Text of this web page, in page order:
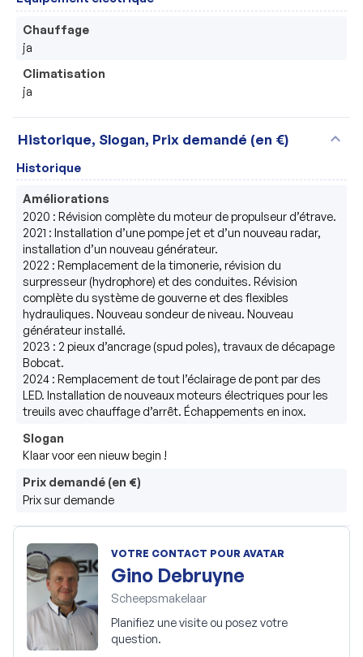
Chauffage
ja
Climatisation
ja
Historique, Slogan, Prix demandé (en €) expand_more
Historique
Améliorations
2020 : Révision complète du moteur de propulseur d’étrave.
2021 : Installation d’une pompe jet et d’un nouveau radar,
installation d’un nouveau générateur.
2022 : Remplacement de la timonerie, révision du
surpresseur (hydrophore) et des conduites. Révision
complète du système de gouverne et des flexibles
hydrauliques. Nouveau sondeur de niveau. Nouveau
générateur installé.
2023 : 2 pieux d’ancrage (spud poles), travaux de décapage
Bobcat.
2024 : Remplacement de tout l’éclairage de pont par des
LED. Installation de nouveaux moteurs électriques pour les
treuils avec chauffage d’arrêt. Échappements en inox.
Slogan
Klaar voor een nieuw begin !
Prix demandé (en €)
Prix sur demande
VOTRE CONTACT POUR AVATAR
Gino Debruyne
Scheepsmakelaar
Planifiez une visite ou posez votre
question.